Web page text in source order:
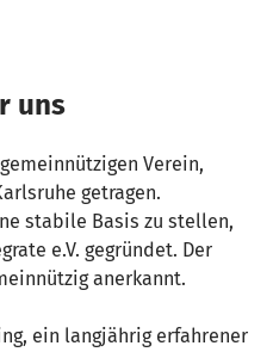
uns
Verein,
getragen.
stabile Basis zu stellen,
e.V. gegründet. Der
anerkannt.
ein langjährig erfahrener